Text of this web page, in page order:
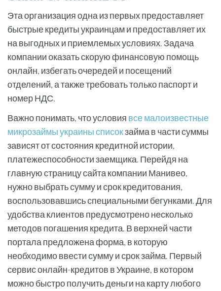
Эта организация одна из первых предоставляет
быстрые кредиты украинцам и предоставляет их
на выгодных и приемлемых условиях. Задача
компании оказать скорую финансовую помощь
онлайн, избегать очередей и посещений
отделений, а также требовать только паспорт и
номер НДС.
Важно понимать, что условия все малоизвестные
микрозаймы украины списокзайма в части суммы
зависят от состояния кредитной истории,
платежеспособности заемщика. Перейдя на
главную страницу сайта компании Манивео,
нужно выбрать сумму и срок кредитования,
воспользовавшись специальными бегунками. Для
удобства клиентов предусмотрено несколько
методов погашения кредита. В верхней части
портала предложена форма, в которую
необходимо ввести сумму и срок займа. Первый
сервис онлайн-кредитов в Украине, в котором
можно быстро получить деньги на карту любого